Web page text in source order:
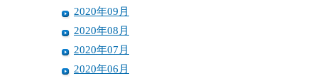
2020年09月
2020年08月
2020年07月
2020年06月